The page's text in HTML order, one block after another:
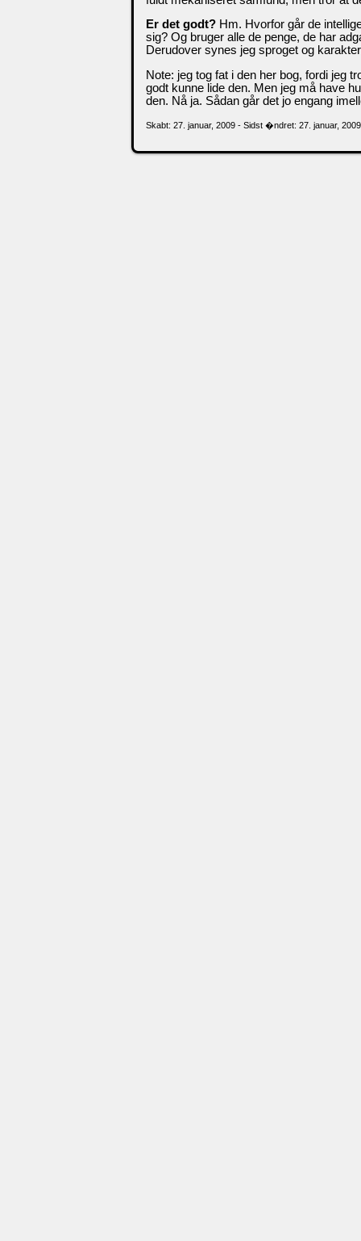
Er det godt? Hm. Hvorfor går de
sig? Og bruger alle de penge, de har
Derudover synes jeg sproget og
Note: jeg tog fat i den her bog, fordi jeg
godt kunne lide den. Men jeg må have
den. Nå ja. Sådan går det jo engang
Skabt: 27. januar, 2009 - Sidst �ndret: 27. januar,